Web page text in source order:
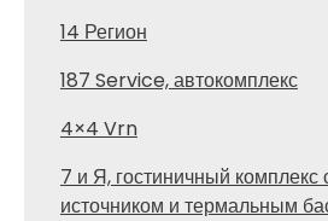
14 Регион
187 Service, автокомплекс
4×4 Vrn
7 и Я, гостиничный комплекс
источником и термальным